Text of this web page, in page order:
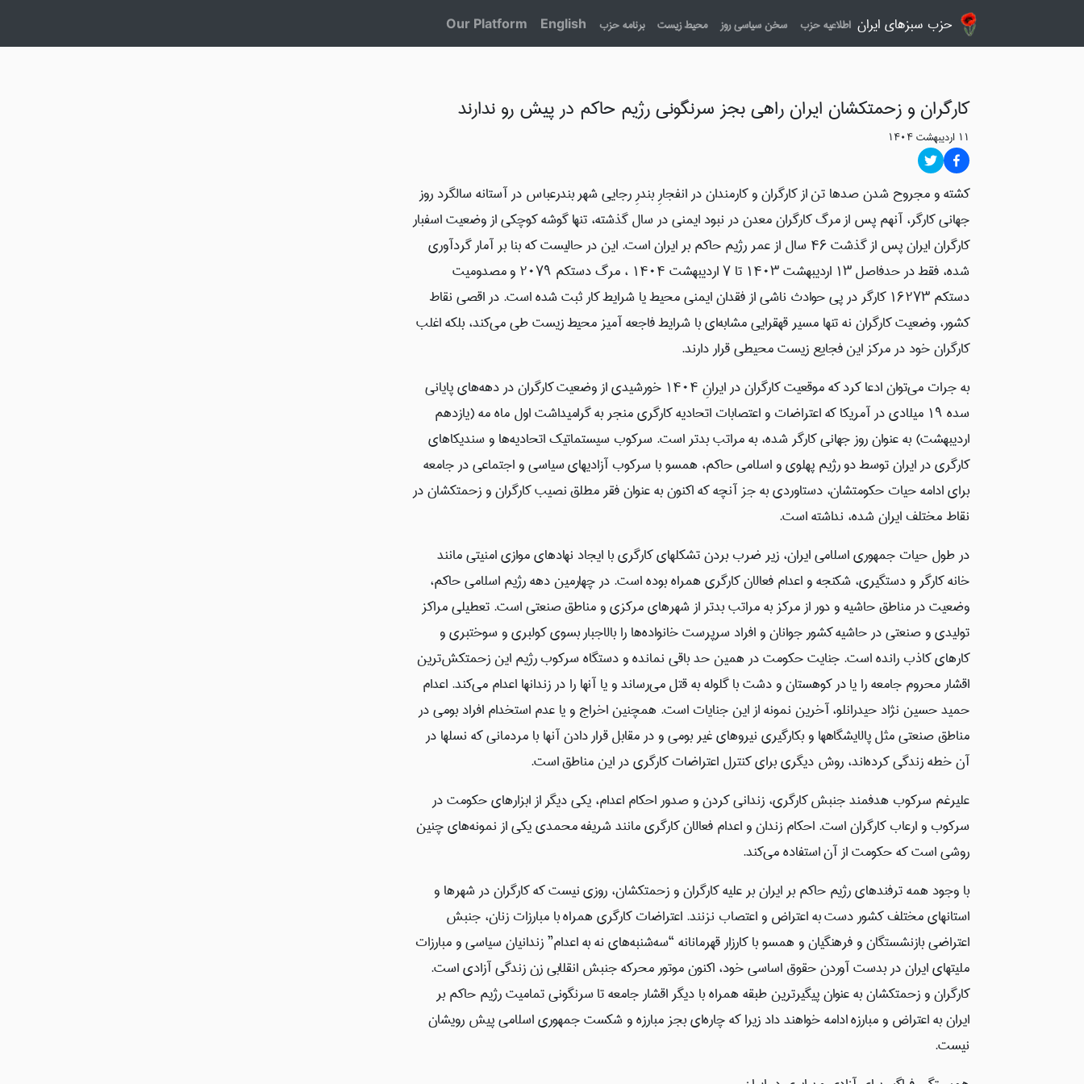
حزب سبزهای ایران اطلاعیه حزب سخن سیاسی روز محیط زیست برنامه حزب English
Our Platform
کارگران و زحمتکشان ایران راهی بجز سرنگونی رژیم حاکم در پیش رو ندارند
۱۱ اردیبهشت ۱۴۰۴
کشته و مجروح شدن صدها تن از کارگران و کارمندان در انفجارِ بندرِ رجایی شهر بندرعباس در آستانه سالگرد روز
جهانی کارگر، آنهم پس از مرگ کارگران معدن در نبود ایمنی در سال گذشته، تنها گوشه کوچکی از وضعیت اسفبار
کارگران ایران پس از گذشت 46 سال از عمر رژیم حاکم بر ایران است. این در حالیست که بنا بر آمار گردآوری
شده، فقط در حدفاصل ۱۳ اردیبهشت ۱۴۰۳ تا ۷ اردیبهشت ۱۴۰۴ ، مرگ دستکم ۲۰۷۹ و مصدومیت
دستکم ۱۶۲۷۳ کارگر در پی حوادث ناشی از فقدان ایمنی محیط یا شرایط کار ثبت شده است. در اقصی نقاط
کشور، وضعیت کارگران نه تنها مسیر قهقرایی مشابه‌ای با شرایط فاجعه آمیز محیط زیست طی می‌کند، بلکه اغلب
کارگران خود در مرکز این فجایع زیست محیطی قرار دارند.
به جرات می‌توان ادعا کرد که موقعیت کارگران در ایرانِ 1404 خورشیدی از وضعیت کارگران در دهه‌های پایانی
سده 19 میلادی در آمریکا که اعتراضات و اعتصابات اتحادیه کارگری منجر به گرامیداشت اول ماه مه (یازدهم
اردیبهشت) به عنوان روز جهانی کارگر شده، به مراتب بدتر است. سرکوب سیستماتیک اتحادیه‌ها و سندیکاهای
کارگری در ایران توسط دو رژیم پهلوی و اسلامی حاکم، همسو با سرکوب آزادیهای سیاسی و اجتماعی در جامعه
برای ادامه حیات حکومتشان، دستاوردی به جز آنچه که اکنون به عنوان فقر مطلق نصیب کارگران و زحمتکشان در
نقاط مختلف ایران شده، نداشته است.
در طول حیات جمهوری اسلامی ایران، زیر ضرب بردن تشکلهای کارگری با ایجاد نهادهای موازی امنیتی مانند
خانه کارگر و دستگیری، شکنجه و اعدام فعالان کارگری همراه بوده است. در چهارمین دهه رژیم اسلامی حاکم،
وضعیت در مناطق حاشیه و دور از مرکز به مراتب بدتر از شهرهای مرکزی و مناطق صنعتی است. تعطیلی مراکز
تولیدی و صنعتی در حاشیه کشور جوانان و افراد سرپرست خانواده‌ها را بالاجبار بسوی کولبری و سوختبری و
کارهای کاذب رانده است. جنایت حکومت در همین حد باقی نمانده و دستگاه سرکوب رژیم این زحمتکش‌ترین
اقشار محروم جامعه را یا در کوهستان و دشت با گلوله به قتل می‌رساند و یا آنها را در زندانها اعدام می‌کند. اعدام
حمید حسین نژاد حیدرانلو، آخرین نمونه از این جنایات است. همچنین اخراج و یا عدم استخدام افراد بومی در
مناطق صنعتی مثل پالایشگاهها و بکارگیری نیروهای غیر بومی و در مقابل قرار دادن آنها با مردمانی که نسلها در
آن خطه زندگی کرده‌اند، روش دیگری برای کنترل اعتراضات کارگری در این مناطق است.
علیرغم سرکوب هدفمند جنبش کارگری، زندانی کردن و صدور احکام اعدام، یکی دیگر از ابزارهای حکومت در
سرکوب و ارعاب کارگران است. احکام زندان و اعدام فعالان کارگری مانند شریفه محمدی یکی از نمونه‌های چنین
روشی است که حکومت از آن استفاده می‌کند.
با وجود همه ترفندهای رژیم حاکم بر ایران بر علیه کارگران و زحمتکشان، روزی نیست که کارگران در شهرها و
استانهای مختلف کشور دست به اعتراض و اعتصاب نزنند. اعتراضات کارگری همراه با مبارزات زنان، جنبش
اعتراضی بازنشستگان و فرهنگیان و همسو با کارزار قهرمانانه “سه‌شنبه‌های نه به اعدام” زندانیان سیاسی و مبارزات
ملیتهای ایران در بدست آوردن حقوق اساسی خود، اکنون موتور محرکه جنبش انقلابی زن زندگی آزادی است.
کارگران و زحمتکشان به عنوان پیگیرترین طبقه همراه با دیگر اقشار جامعه تا سرنگونی تمامیت رژیم حاکم بر
ایران به اعتراض و مبارزه ادامه خواهند داد زیرا که چاره‌ای بجز مبارزه و شکست جمهوری اسلامی پیش رویشان
نیست.